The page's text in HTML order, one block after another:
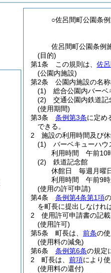
○佐呂間町公園条
佐呂間町公園条例
(目的)
第1条
この規則は、 佐
(公園内施設)
第2条
公園内施設の名
(1)
総合公園内バーベ
(2)
交通公園内鉄道記
(使用期間)
第3条
条例第3条に定め
できる。
2
施設の利用時間及び
(1)
バーベキューハウ
利用時間 午前10
(2)
鉄道記念館
休館日 毎週月曜
利用時間 午前9時
(使用の許可申請)
第4条
条例第4条第1項
を町長に提出しなけれ
2
使用許可申請書の記
(使用許可)
第5条
町長は、 前条の
(使用料の減免)
第6条
条例第6条の規定
2
町長は、 前項により
(使用料の還付)